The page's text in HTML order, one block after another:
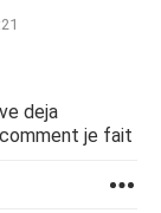
deja
je fait